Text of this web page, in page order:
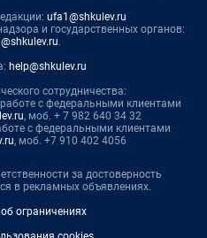
ufa1@shkulev.ru
и государственных органов:
.
help@shkulev.ru
сотрудничества:
с федеральными клиентами
, моб. + 7 982 640 34 32
с федеральными клиентами
, моб. +7 910 402 4056
за достоверность
в рекламных объявлениях.
ограничениях